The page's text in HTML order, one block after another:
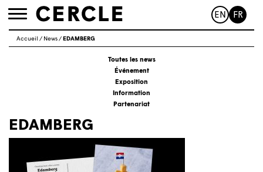
Toggle
EN FR
Accueil / News/ EDAMBERG
Toutes les news
Événement
Exposition
Information
Partenariat
EDAMBERG